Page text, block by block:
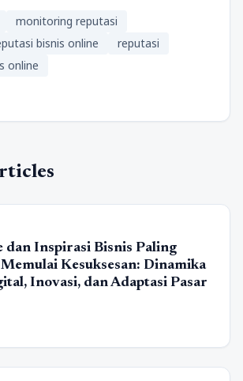
monitoring reputasi
bisnis online
reputasi
online
dan Inspirasi Bisnis Paling
Kesuksesan: Dinamika
Inovasi, dan Adaptasi Pasar